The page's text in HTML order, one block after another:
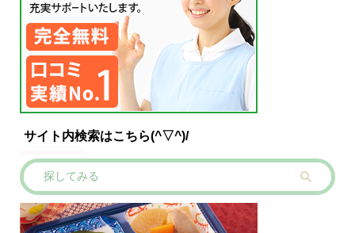
サイト内検索はこちら(^▽^)/